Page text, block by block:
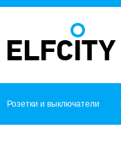
Розетки и выключатели